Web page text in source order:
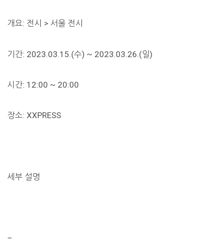
개요: 전시 > 서울 전시
기간: 2023.03.15.(수) ~ 2023.03.26.(일)
시간: 12:00 ~ 20:00
장소: XXPRESS
세부 설명
–